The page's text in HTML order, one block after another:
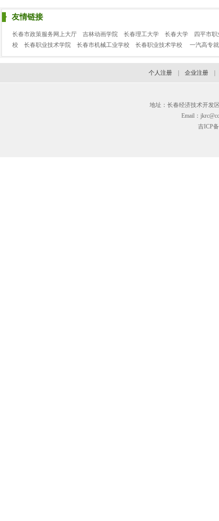
友情链接
长春市政策服务网上大厅 吉林动画学院 长春理工大学 长春大学
四平市
校
长春职业技术学院 长春市机械工业学校 长春职业技术学校 一汽高专
个人注册 企业注册
地址：长春经济技术开发
Email：
吉ICP